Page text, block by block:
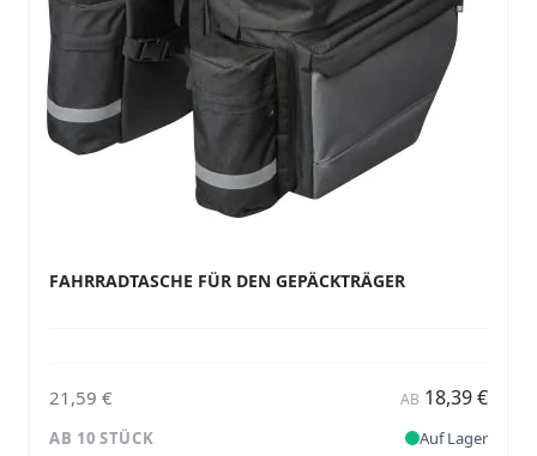
FAHRRADTASCHE FÜR DEN GEPÄCKTRÄGER
21,59 € AB 18,39 €
AB 10 STÜCK Auf Lager